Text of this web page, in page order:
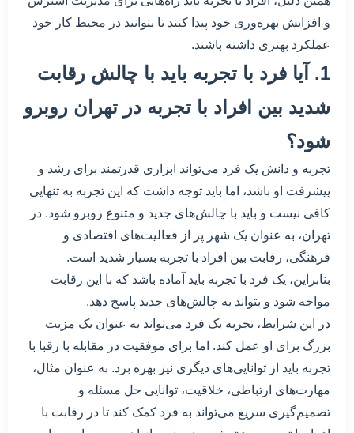
و افزایش بهره‌وری خود پیدا کنند تا بتوانند در محیط کار خود
عملکرد بهتری داشته باشند.
1. آیا فرد با تجربه باید با چالش رقابت
شدید بین افراد با تجربه در تهران روبرو
شود؟
تجربه و دانش یک فرد می‌تواند ابزاری قدرتمند برای رشد و
پیشرفت او باشد، اما باید توجه داشت که این تجربه به تنهایی
کافی نیست و باید با چالش‌های جدید و متنوع روبرو شود. در
تهران، به عنوان یک شهر پر از فعالیت‌های اقتصادی و
فرهنگی، رقابت بین افراد با تجربه بسیار شدید است.
بنابراین، یک فرد با تجربه باید آماده باشد که با این رقابت
مواجه شود و بتواند به چالش‌های جدید پاسخ دهد.
در این شرایط، تجربه یک فرد می‌تواند به عنوان یک مزیت
بزرگ برای او عمل کند. اما برای موفقیت در مقابله با رقبا با
تجربه باید از توانایی‌های دیگری نیز بهره برد. به عنوان مثال،
مهارت‌های ارتباطی، خلاقیت، توانایی حل مسئله و
تصمیم‌گیری سریع می‌تواند به فرد کمک کند تا در رقابت با